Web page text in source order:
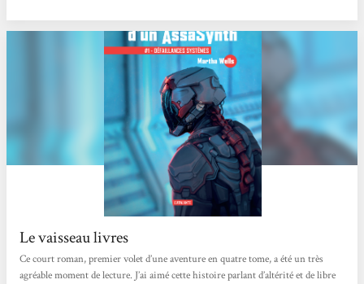
Le vaisseau livres
Ce court roman, premier volet d’une aventure en quatre tome, a été un très
agréable moment de lecture. J’ai aimé cette histoire parlant d’altérité et de libre